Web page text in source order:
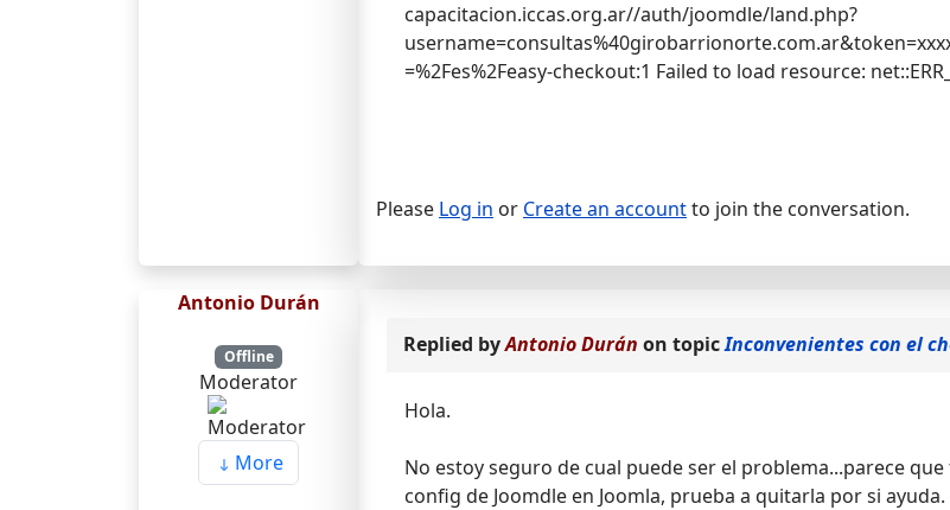
capacitacion.iccas.org.ar//auth/joomdle/land.php?
=%2Fes%2Feasy-checkout:1 Failed to load resource:
Please Log in or Create an accountto join the conversation.
Antonio Durán
Offline
Moderator
More
Replied byAntonio Durán on topicInconvenientes con el
Hola.
No estoy seguro de cual puede ser el problema...parece
config de Joomdle en Joomla, prueba a quitarla por si ayuda.